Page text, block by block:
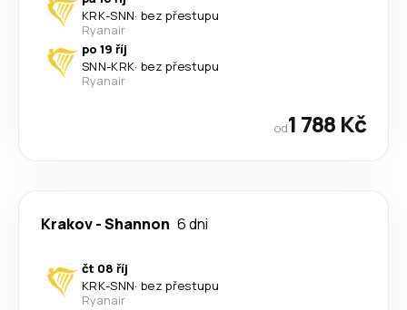
KRK-SNN· bez přestupu
Ryanair
po 19 říj
SNN-KRK· bez přestupu
Ryanair
od1 788 Kč
Krakov-Shannon 6 dni
čt 08 říj
KRK-SNN· bez přestupu
Ryanair